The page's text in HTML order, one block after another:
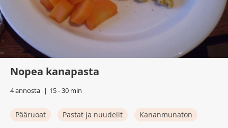
Nopea kanapasta
4 annosta 15 - 30 min
Pääruoat Pastat ja nuudelit Kananmunaton